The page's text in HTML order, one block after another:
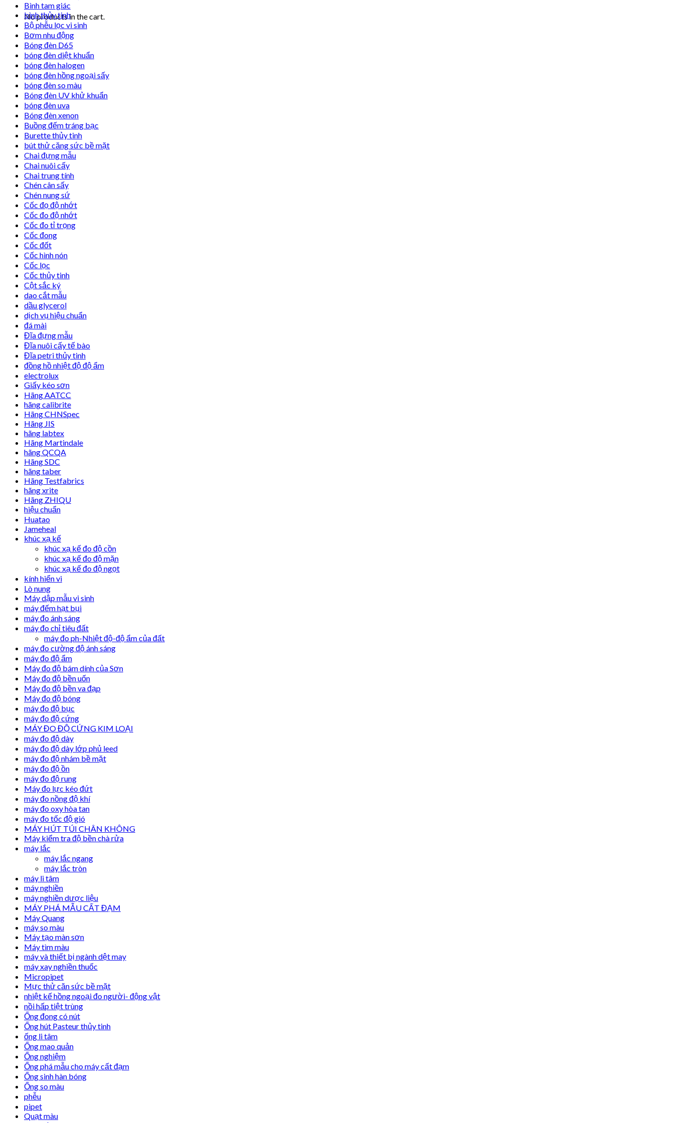
No products in the cart.
Bình tam giác
bình thủy tinh
Bộ phễu lọc vi sinh
Bơm nhu động
Bóng đèn D65
bóng đèn diệt khuẩn
bóng đèn halogen
bóng đèn hồng ngoại sấy
bóng đèn so màu
Bóng đèn UV khử khuẩn
bóng đèn uva
Bóng đèn xenon
Buồng đếm tráng bạc
Burette thủy tinh
bút thử căng sức bề mặt
Chai đựng mẫu
Chai nuôi cấy
Chai trung tính
Chén cân sấy
Chén nung sứ
Cốc đọ độ nhớt
Cốc đo độ nhớt
Cốc đo tỉ trọng
Cốc đong
Cốc đốt
Cốc hình nón
Cốc lọc
Cốc thủy tinh
Cột sắc ký
dao cắt mẫu
dầu glycerol
dịch vụ hiệu chuẩn
đá mài
Đĩa đựng mẫu
Đĩa nuôi cấy tế bào
Đĩa petri thủy tinh
đồng hồ nhiệt độ độ ẩm
electrolux
Giấy kéo sơn
Hãng AATCC
hãng calibrite
Hãng CHNSpec
Hãng JIS
hãng labtex
Hãng Martindale
hãng QCQA
Hãng SDC
hãng taber
Hãng Testfabrics
hãng xrite
Hãng ZHIQU
hiệu chuẩn
Huatao
Jameheal
khúc xạ kế
khúc xạ kế đo độ cồn
khúc xạ kế đo độ mặn
khúc xạ kế đo độ ngọt
kính hiển vi
Lò nung
Máy dập mẫu vi sinh
máy đếm hạt bụi
máy đo ánh sáng
máy đo chỉ tiêu đất
máy đo ph-Nhiệt độ-độ ẩm của đất
máy đo cường độ ánh sáng
máy đo độ ẩm
Máy đo độ bám dính của Sơn
Máy đo độ bền uốn
Máy đo độ bền va đạp
Máy đo độ bóng
máy đo độ bục
máy đo độ cứng
MÁY ĐO ĐỘ CỨNG KIM LOẠI
máy đo độ dày
máy đo độ dày lớp phủ leed
máy đo độ nhám bề mặt
máy đo độ ồn
máy đo độ rung
Máy đo lực kéo đứt
máy đo nồng độ khí
máy đo oxy hòa tan
máy đo tốc độ gió
MÁY HÚT TÚI CHÂN KHÔNG
Máy kiểm tra độ bền chà rửa
máy lắc
máy lắc ngang
máy lắc tròn
máy li tâm
máy nghiền
máy nghiền dược liệu
MÁY PHÁ MẪU CẤT ĐẠM
Máy Quang
máy so màu
Máy tạo màn sơn
Máy tìm màu
máy và thiết bị ngành dệt may
máy xay nghiền thuốc
Micropipet
Mực thử căn sức bề mặt
nhiệt kế hồng ngoại đo người- động vật
nồi hấp tiệt trùng
Ống đong có nút
Ống hút Pasteur thủy tinh
ống li tâm
Ống mao quản
Ống nghiệm
Ống phá mẫu cho máy cất đạm
Ống sinh hàn bóng
Ống so màu
phễu
pipet
Quạt màu